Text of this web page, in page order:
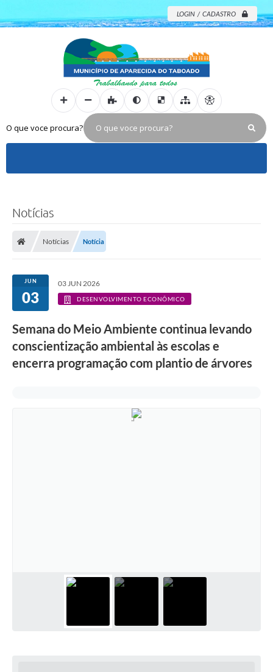
LOGIN / CADASTRO
O que voce procura?
Notícias
Notícias Notícia
JUN
03
03 JUN 2026
DESENVOLVIMENTO ECONÔMICO
Semana do Meio Ambiente continua levando
conscientização ambiental às escolas e
encerra programação com plantio de árvores